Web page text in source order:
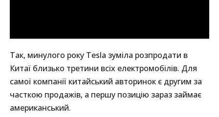
Так, минулого року Tesla зуміла розпродати в
Китаї близько третини всіх електромобілів. Для
самої компанії китайський авторинок є другим за
часткою продажів, а першу позицію зараз займає
американський.